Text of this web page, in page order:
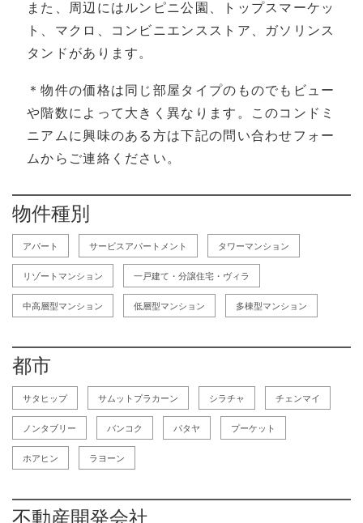
また、周辺にはルンピニ公園、トップスマーケッ
ト、マクロ、コンビニエンスストア、ガソリンス
タンドがあります。
＊物件の価格は同じ部屋タイプのものでもビュー
や階数によって大きく異なります。このコンドミ
ニアムに興味のある方は下記の問い合わせフォー
ムからご連絡ください。
物件種別
アパート サービスアパートメント タワーマンション
リゾートマンション 一戸建て・分譲住宅・ヴィラ
中高層型マンション 低層型マンション 多棟型マンション
都市
サタヒップ サムットプラカーン シラチャ チェンマイ
ノンタブリー バンコク パタヤ プーケット
ホアヒン ラヨーン
不動産開発会社